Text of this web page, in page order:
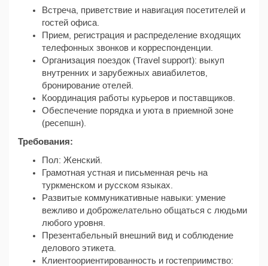
Встреча, приветствие и навигация посетителей и
гостей офиса.
Прием, регистрация и распределение входящих
телефонных звонков и корреспонденции.
Организация поездок (Travel support): выкуп
внутренних и зарубежных авиабилетов,
бронирование отелей.
Координация работы курьеров и поставщиков.
Обеспечение порядка и уюта в приемной зоне
(ресепшн).
Требования:
Пол: Женский.
Грамотная устная и письменная речь на
туркменском и русском языках.
Развитые коммуникативные навыки: умение
вежливо и доброжелательно общаться с людьми
любого уровня.
Презентабельный внешний вид и соблюдение
делового этикета.
Клиентоориентированность и гостеприимство: